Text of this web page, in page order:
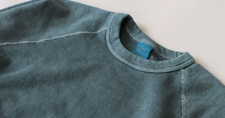
サイズ 着丈 (cm) 身幅 (cm)
61 49
M
69 54 81.5
L
72 58.5 84
57
XL
75 62 87.5 58
素材:100% Cotton / 9 oz French Terry
染色技法